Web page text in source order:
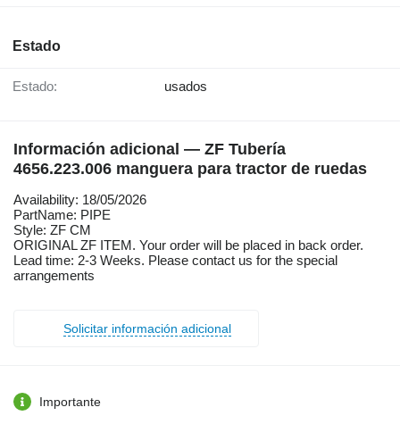
Estado
Estado: usados
Información adicional — ZF Tubería
4656.223.006 manguera para tractor de ruedas
Availability: 18/05/2026
PartName: PIPE
Style: ZF CM
ORIGINAL ZF ITEM. Your order will be placed in back order.
Lead time: 2-3 Weeks. Please contact us for the special
arrangements
Solicitar información adicional
Importante